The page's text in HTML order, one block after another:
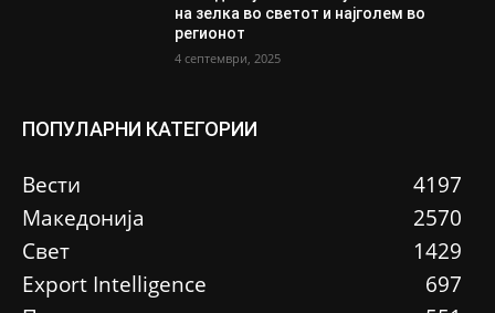
на зелка во светот и најголем во
регионот
4 септември, 2025
ПОПУЛАРНИ КАТЕГОРИИ
Вести
4197
Македонија
2570
Свет
1429
Еxport Intelligence
697